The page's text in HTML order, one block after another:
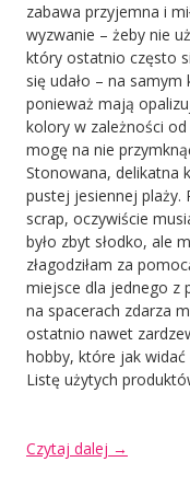
zabawa przyjemna i
wyzwanie – żeby nie
który ostatnio często
się udało – na samym
ponieważ mają
kolory w zależności od
mogę na nie
Stonowana, delikatna
pustej jesiennej plaży.
scrap, oczywiście
było zbyt słodko, ale
złagodziłam za
miejsce dla jednego z
na spacerach zdarza
ostatnio nawet
hobby, które jak widać
Listę użytych
Czytaj dalej „Jesienne
→